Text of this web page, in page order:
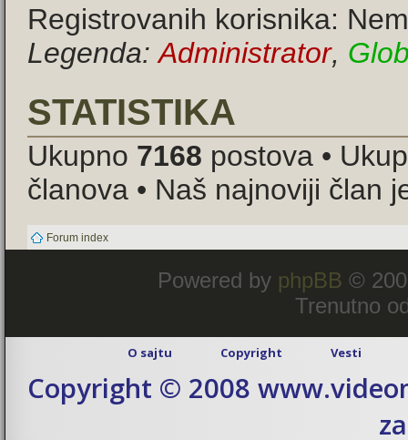
Registrovanih korisnika:
Legenda:Administrator,
STATISTIKA
Ukupno 7168 postova •
članova • Naš najnoviji član
Forum index
Powered by phpBB ©
Trenutno
O sajtu Copyright Vesti
Copyright © 2008